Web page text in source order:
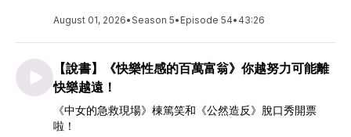
August 01, 2026•Season 5• Episode 54• 43:26
【說書】《快樂性感的百萬富翁》你越努力可能離
快樂越遠！
《中女的急救現場》棟篤笑和《公然造反》脫口秀開票
啦！